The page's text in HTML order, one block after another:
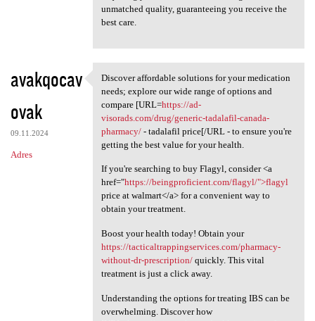
unmatched quality, guaranteeing you receive the
best care.
avakqocav
ovak
09.11.2024
Adres
Discover affordable solutions
Discover affordable solutions for your medication
needs; explore our wide range of options and
compare [URL=https://ad-
visorads.com/drug/generic-tadalafil-canada-
pharmacy/- tadalafil price[/URL - to ensure you're
getting the best value for your health.
If you're searching to buy Flagyl, consider <a
href="https://beingproficient.com/flagyl/">flagyl
price at walmart</a> for a convenient way to
obtain your treatment.
Boost your health today! Obtain your
https://tacticaltrappingservices.com/pharmacy-
without-dr-prescription/quickly. This vital
treatment is just a click away.
Understanding the options for treating IBS can be
overwhelming. Discover how